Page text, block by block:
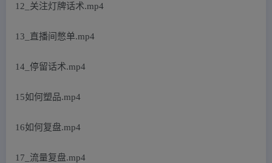
12_关注灯牌话术.mp4
13_直播间憋单.mp4
14_停留话术.mp4
15如何塑品.mp4
16如何复盘.mp4
17_流量复盘.mp4